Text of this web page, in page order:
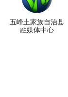
五峰土家族自治县
融媒体中心